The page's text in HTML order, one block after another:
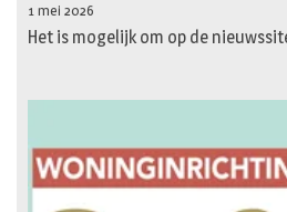
1 mei 2026
Het is mogelijk om op de